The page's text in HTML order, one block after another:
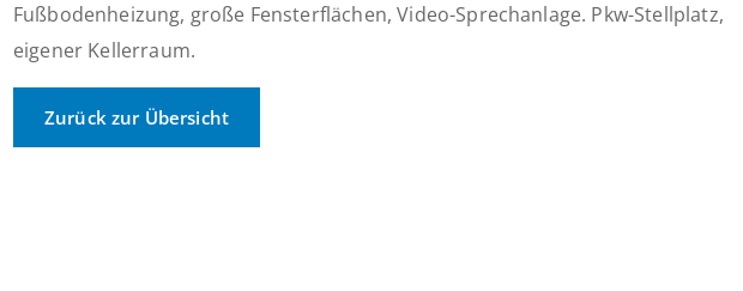
Fußbodenheizung, große Fensterflächen, Video-Sprechanlage. Pkw-Stellplatz,
eigener Kellerraum.
Zurück zur Übersicht